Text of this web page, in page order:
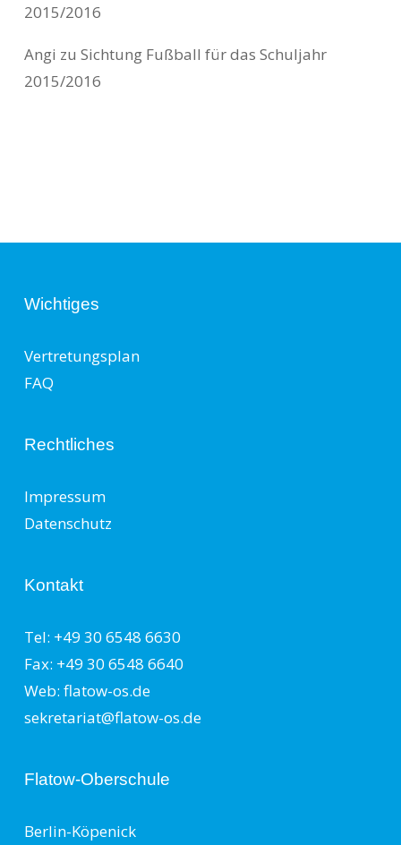
2015/2016
Angi zu Sichtung Fußball für das Schuljahr
2015/2016
Wichtiges
Vertretungsplan
FAQ
Rechtliches
Impressum
Datenschutz
Kontakt
Tel: +49 30 6548 6630
Fax: +49 30 6548 6640
Web: flatow-os.de
sekretariat@flatow-os.de
Flatow-Oberschule
Berlin-Köpenick